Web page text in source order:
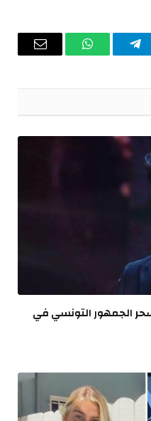
تيلقرام واتساب البريد
الجمهور التونسي في